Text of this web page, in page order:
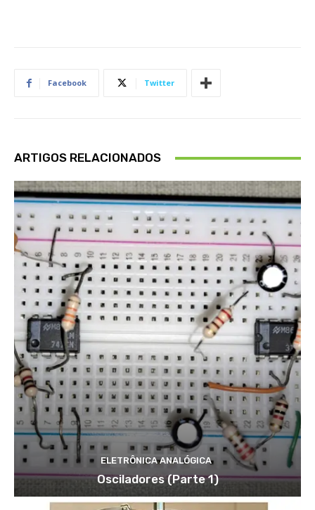
Facebook Twitter
ARTIGOS RELACIONADOS
ELETRÔNICA ANALÓGICA
Osciladores (Parte 1)